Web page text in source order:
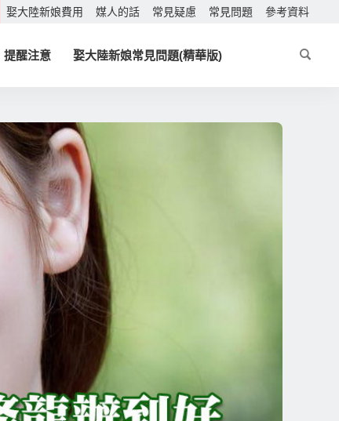
娶大陸新娘費用 媒人的話 常見疑慮 常見問題 參考資料
提醒注意 娶大陸新娘常見問題(精華版)